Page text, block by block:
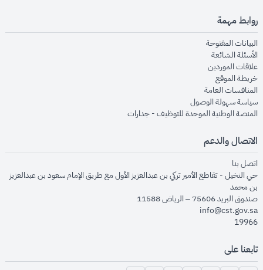
روابط مهمة
البيانات المفتوحةopens in new window
الأسئلة الشائعةopens in new window
علاقات الموردينopens in new window
خريطة الموقعopens in new window
المنافسات العامةopens in new window
سياسة سهولة الوصولopens in new window
المنصة الوطنية الموحدة للتوظيف - جداراتopens in new window
الاتصال والدعم
اتصل بنا
حي النخيل - تقاطع الأمير تركي بن عبدالعزيز الأول مع طريق الإمام سعود بن عبدالعزيز
بن محمد
صندوق البريد 75606 – الرياض 11588
info@cst.gov.sa
19966
تابعنا على